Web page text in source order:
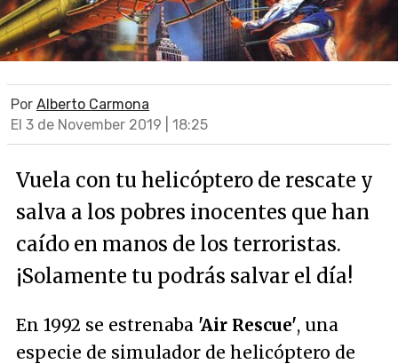
Por Alberto Carmona
El 3 de November 2019 | 18:25
Vuela con tu helicóptero de rescate y
salva a los pobres inocentes que han
caído en manos de los terroristas.
¡Solamente tu podrás salvar el día!
En 1992 se estrenaba 'Air Rescue', una
especie de simulador de helicóptero de